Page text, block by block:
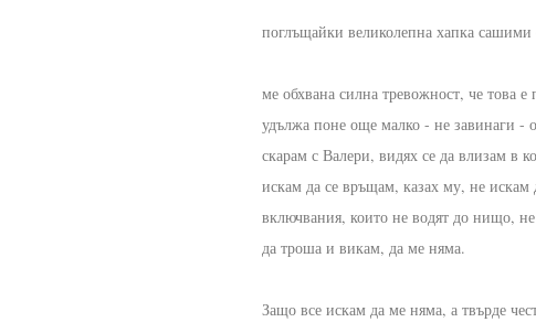
поглъщайки великолепна хапка
ме обхвана силна тревожност, че това
удължа поне още малко - не завинаги -
скарам с Валери, видях се да влизам в
искам да се връщам, казах му, не
включвания, които не водят до нищо,
да троша и викам, да ме няма.
Защо все искам да ме няма, а твърде